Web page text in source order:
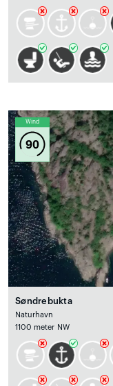
Wind
90
Søndrebukta
Naturhavn
1100 meter NW